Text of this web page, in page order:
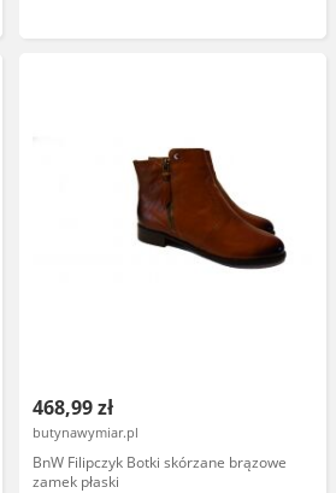
468,99 zł
butynawymiar.pl
BnW Filipczyk Botki skórzane brązowe
zamek płaski